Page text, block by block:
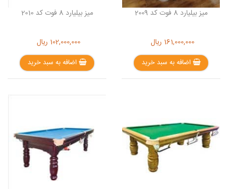
میز بیلیارد 8 فوت کد 2009
161,000,000 ریال
اضافه به سبد خرید
میز بیلیارد 8 فوت کد 2010
102,000,000 ریال
اضافه به سبد خرید